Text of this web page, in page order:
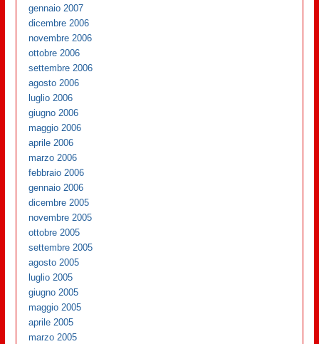
gennaio 2007
dicembre 2006
novembre 2006
ottobre 2006
settembre 2006
agosto 2006
luglio 2006
giugno 2006
maggio 2006
aprile 2006
marzo 2006
febbraio 2006
gennaio 2006
dicembre 2005
novembre 2005
ottobre 2005
settembre 2005
agosto 2005
luglio 2005
giugno 2005
maggio 2005
aprile 2005
marzo 2005